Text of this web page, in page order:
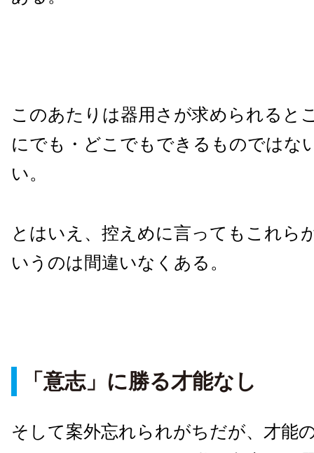
このあたりは器用さが求められると
にでも・どこでもできるものではな
い。
とはいえ、控えめに言ってもこれら
いうのは間違いなくある。
「意志」に勝る才能なし
そして案外忘れられがちだが、才能